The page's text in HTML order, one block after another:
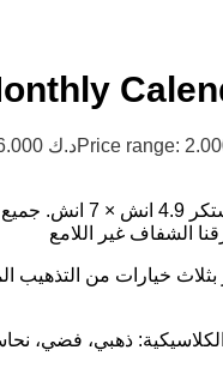
د.ك 6.000
Price range: د.ك 2.000 through
يبلغ مقاس هذالستكر 4.9
بثلاث خيارات من التذهيب